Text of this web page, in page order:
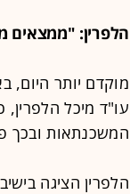
הלפרין: "ממצאים
מוקדם יותר היום,
עו"ד מיכל הלפרין,
המשכנתאות ובכך
הלפרין הציגה